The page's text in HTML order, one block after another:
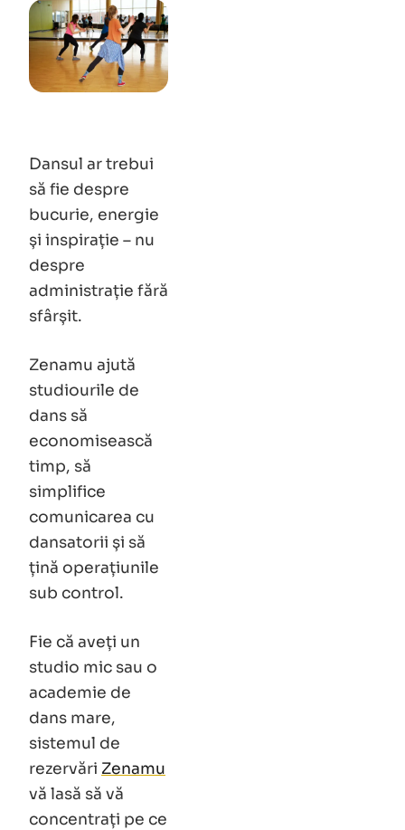
Dansul ar trebui
să fie despre
bucurie, energie
și inspirație – nu
despre
administrație fără
sfârșit.
Zenamu ajută
studiourile de
dans să
economisească
timp, să
simplifice
comunicarea cu
dansatorii și să
țină operațiunile
sub control.
Fie că aveți un
studio mic sau o
academie de
dans mare,
sistemul de
rezervări Zenamu
vă lasă să vă
concentrați pe ce